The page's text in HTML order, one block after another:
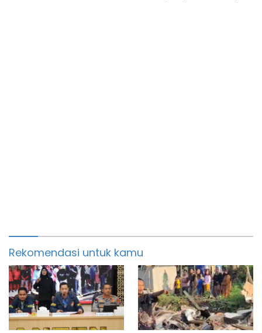
Rekomendasi untuk kamu